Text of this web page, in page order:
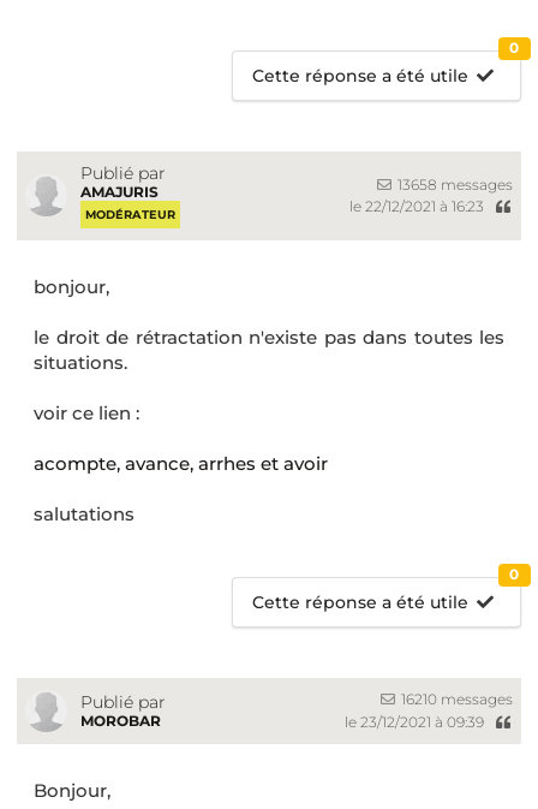
Cette réponse a été utile
0
Publié par
AMAJURIS
MODÉRATEUR
13658 messages
le 22/12/2021 à 16:23
bonjour,
le droit de rétractation n'existe pas dans toutes les
situations.
voir ce lien :
acompte, avance, arrhes et avoir
salutations
Cette réponse a été utile
0
Publié par
MOROBAR
16210 messages
le 23/12/2021 à 09:39
Bonjour,